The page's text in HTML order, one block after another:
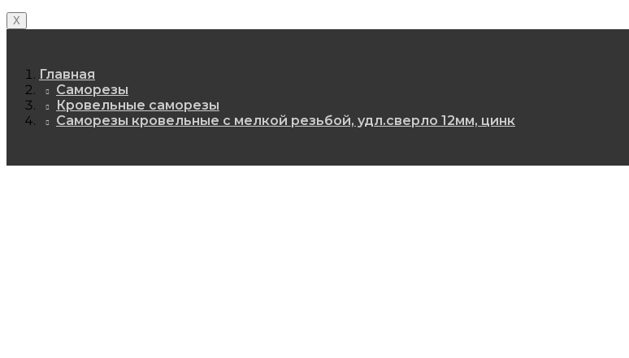
X
Главная
Саморезы
Кровельные саморезы
Саморезы кровельные с мелкой резьбой, удл.сверло 12мм, цинк